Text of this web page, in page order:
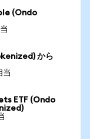
(Ondo
から
当
ETF (Ondo